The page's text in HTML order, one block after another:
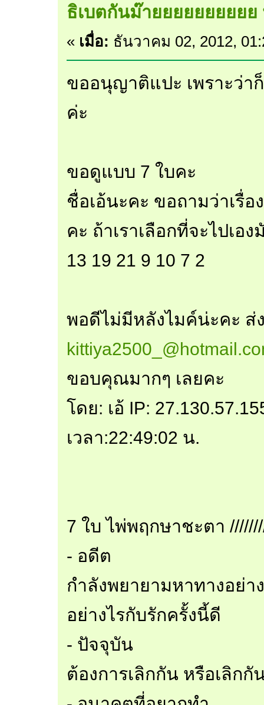
ธิเบตกันม๊ายยยยยยยยยย
« เมื่อ: ธันวาคม 02, 2012,
ขออนุญาติแปะ เพราะว่า
ค่ะ
ขอดูแบบ 7 ใบคะ
ชื่อเอ้นะคะ ขอถามว่าเรื่
คะ ถ้าเราเลือกที่จะไปเอ
13 19 21 9 10 7 2
พอดีไม่มีหลังไมค์น่ะคะ ส่
ขอบคุณมากๆ เลยคะ
โดย: เอ้ IP:
เวลา:22:49:02 น.
7 ใบ ไพ่พฤกษาชะตา
- อดีต
กำลังพยายามหาทางอย่า
อย่างไรกับรักครั้งนี้ดี
- ปัจจุบัน
ต้องการเลิกกัน หรือเลิก